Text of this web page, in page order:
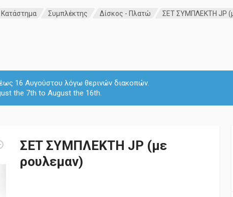
Κατάστημα Συμπλέκτης Δίσκος - Πλατώ ΣΕΤ ΣΥΜΠΛΕΚΤΗ JP
16 Αυγούστου λόγω θερινών διακοπών.
the 7th to August the 16th.
ΣΕΤ ΣΥΜΠΛΕΚΤΗ JP (με
ρουλεμαν)